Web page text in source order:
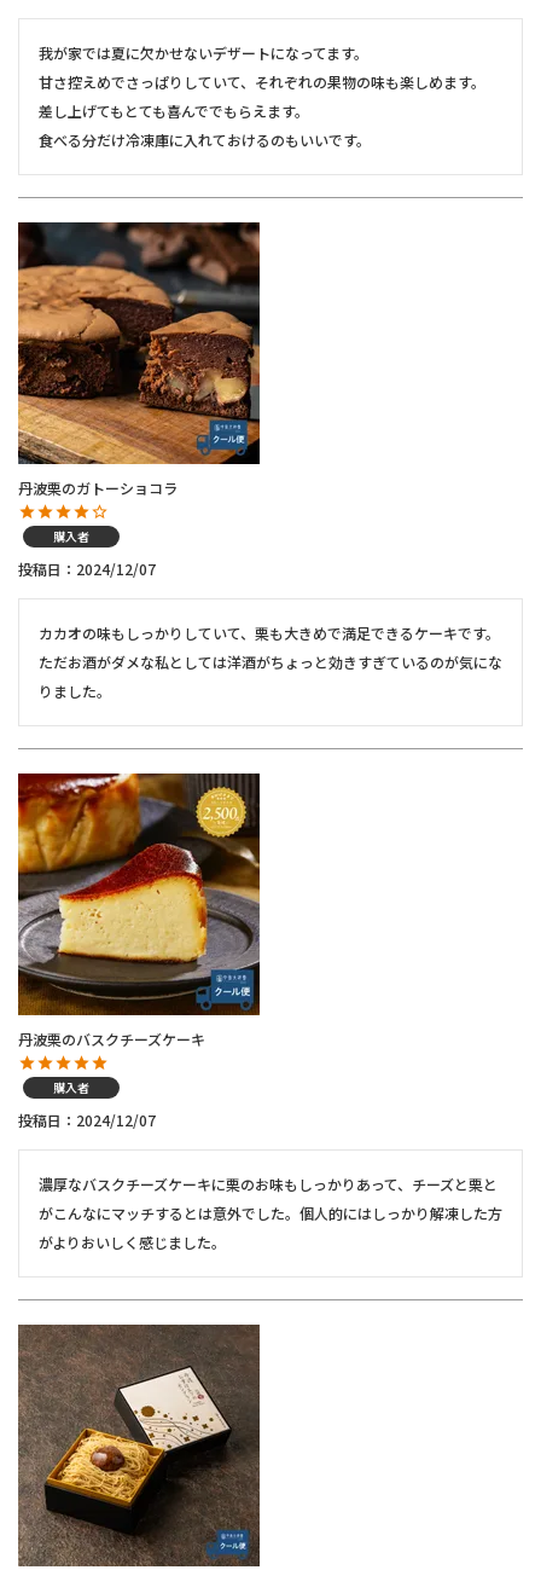
我が家では夏に欠かせないデザートになってます。
甘さ控えめでさっぱりしていて、それぞれの果物の味も楽しめます。
差し上げてもとても喜んででもらえます。
食べる分だけ冷凍庫に入れておけるのもいいです。
丹波栗のガトーショコラ
購入者
投稿日 2024/12/07
カカオの味もしっかりしていて、栗も大きめで満足できるケーキです。
ただお酒がダメな私としては洋酒がちょっと効きすぎているのが気にな
りました。
丹波栗のバスクチーズケーキ
購入者
投稿日 2024/12/07
濃厚なバスクチーズケーキに栗のお味もしっかりあって、チーズと栗と
がこんなにマッチするとは意外でした。個人的にはしっかり解凍した方
がよりおいしく感じました。